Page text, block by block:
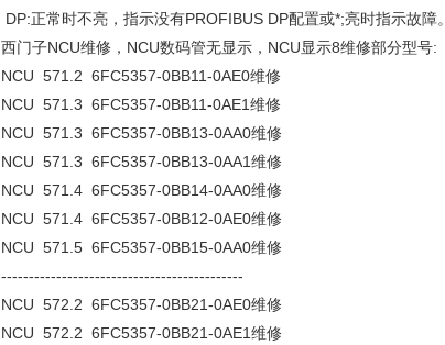
DP:正常时不亮，指示没有PROFIBUS DP配置或*;亮时指示故障。
西门子NCU维修，NCU数码管无显示，NCU显示8维修部分型号:
NCU 571.2 6FC5357-0BB11-0AE0维修
NCU 571.3 6FC5357-0BB11-0AE1维修
NCU 571.3 6FC5357-0BB13-0AA0维修
NCU 571.3 6FC5357-0BB13-0AA1维修
NCU 571.4 6FC5357-0BB14-0AA0维修
NCU 571.4 6FC5357-0BB12-0AE0维修
NCU 571.5 6FC5357-0BB15-0AA0维修
--------------------------------------------
NCU 572.2 6FC5357-0BB21-0AE0维修
NCU 572.2 6FC5357-0BB21-0AE1维修